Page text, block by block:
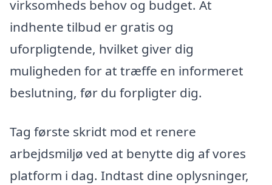
virksomheds behov og budget. At
indhente tilbud er gratis og
uforpligtende, hvilket giver dig
muligheden for at træffe en informeret
beslutning, før du forpligter dig.
Tag første skridt mod et renere
arbejdsmiljø ved at benytte dig af vores
platform i dag. Indtast dine oplysninger,